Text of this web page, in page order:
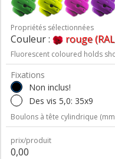
Propriétés sélectionnées
Couleur : rouge
Fluorescent coloured holds
Fixations
Non inclus!
Des vis 5,0: 35x9
Boulons à tête cylindrique
prix/produit
0,00